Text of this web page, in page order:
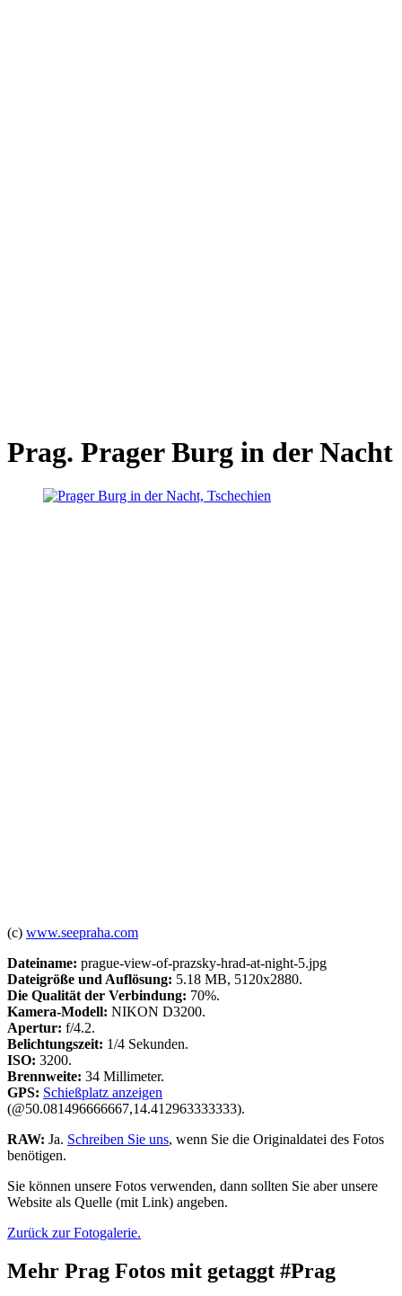
Prag. Prager Burg in der Nacht
(c) www.seepraha.com
Dateiname: prague-view-of-prazsky-hrad-at-night-5.jpg
Dateigröße und Auflösung: 5.18 MB, 5120x2880.
Die Qualität der Verbindung: 70%.
Kamera-Modell: NIKON D3200.
Apertur: f/4.2.
Belichtungszeit: 1/4 Sekunden.
ISO: 3200.
Brennweite: 34 Millimeter.
GPS: Schießplatz anzeigen
(@50.081496666667,14.412963333333).
RAW: Ja. Schreiben Sie uns, wenn Sie die Originaldatei des Fotos
benötigen.
Sie können unsere Fotos verwenden, dann sollten Sie aber unsere
Website als Quelle (mit Link) angeben.
Zurück zur Fotogalerie.
Mehr Prag Fotos mit getaggt #Prag